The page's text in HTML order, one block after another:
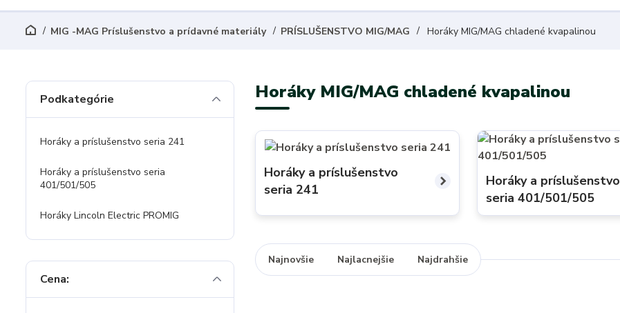
MIG -MAG Príslušenstvo a prídavné materiály PRÍSLUŠENSTVO MIG/MAG Horáky MIG/MAG chladené kvapalinou
Horáky MIG/MAG chladené kvapalinou
Horáky a príslušenstvo
seria 241
Horáky a príslušenstvo
seria 401/501/505
Najnovšie Najlacnejšie Najdrahšie
Podkategórie
Horáky a príslušenstvo seria 241
Horáky a príslušenstvo seria
401/501/505
Horáky Lincoln Electric PROMIG
Cena: